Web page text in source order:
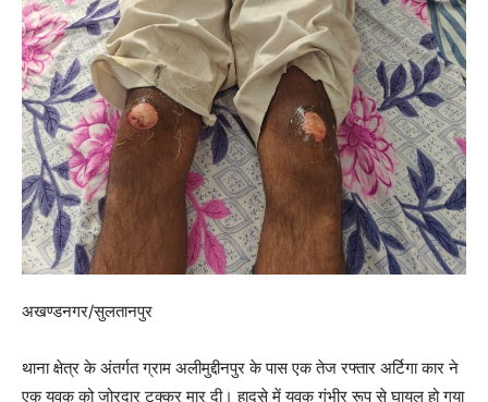
अखण्डनगर/सुलतानपुर
थाना क्षेत्र के अंतर्गत ग्राम अलीमुद्दीनपुर के पास एक तेज रफ्तार अर्टिगा कार ने
एक युवक को जोरदार टक्कर मार दी। हादसे में युवक गंभीर रूप से घायल हो गया